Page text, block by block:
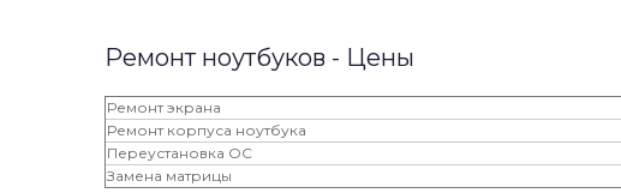
Ремонт ноутбуков - Цены
Ремонт экрана
Ремонт корпуса ноутбука
Переустановка ОС
Замена матрицы